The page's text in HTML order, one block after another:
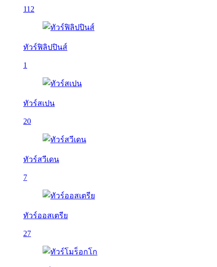
112
ทัวร์ฟิลิปปินส์
1
ทัวร์สเปน
20
ทัวร์สวีเดน
7
ทัวร์ออสเตรีย
27